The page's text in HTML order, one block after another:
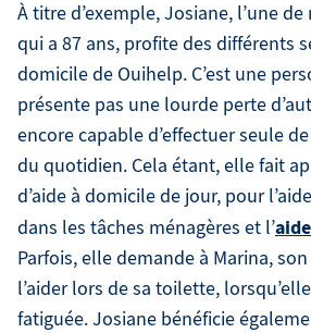
À titre d’exemple, Josiane, l’une
qui a 87 ans, profite des différents
domicile de Ouihelp. C’est une
présente pas une lourde perte
encore capable d’effectuer seule
du quotidien. Cela étant, elle fait
d’aide à domicile de jour, pour
dans les tâches ménagères et l’
Parfois, elle demande à Marina,
l’aider lors de sa toilette,
fatiguée. Josiane bénéficie